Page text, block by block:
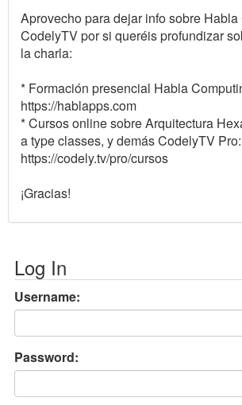
Aprovecho para dejar info sobre
CodelyTV por si queréis profundizar
la charla:
* Formación presencial Habla
https://hablapps.com
* Cursos online sobre Arquitectura
a type classes, y demás CodelyTV Pro:
https://codely.tv/pro/cursos
¡Gracias!
Log In
Username:
Password: